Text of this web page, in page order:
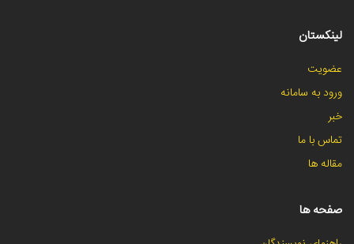
لینکستان
عضویت
ورود به سامانه
خبر
تماس با ما
مقاله ها
صفحه ها